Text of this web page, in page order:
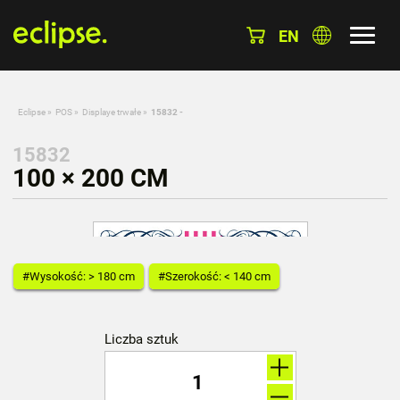
EN
Eclipse » POS » Displaye trwałe » 15832 -
15832
100 × 200 CM
#Wysokość: > 180 cm #Szerokość: < 140 cm
Liczba sztuk